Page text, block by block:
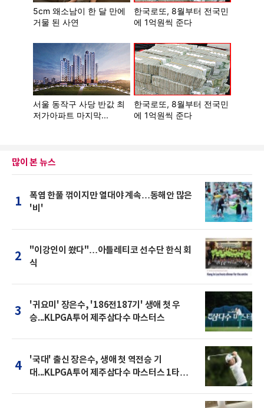
많이 본 뉴스
1
폭염 한풀 꺾이지만 열대야 계속…동해안 많은
'비'
2
"이강인이 쐈다"…아틀레티코 선수단 한식 회
식
3
'귀요미' 장은수, '186전187기' 생애 첫 우
승...KLPGA투어 제주삼다수 마스터스
4
'국대' 출신 장은수, 생애 첫 역전승 기
대...KLPGA투어 제주삼다수 마스터스 1타차